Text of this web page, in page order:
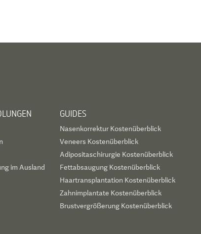
im Ausland
GUIDES
Nasenkorrektur Kostenüberblick
Veneers Kostenüberblick
Adipositaschirurgie Kostenüberblick
Fettabsaugung Kostenüberblick
Haartransplantation Kostenüberblick
Zahnimplantate Kostenüberblick
Brustvergrößerung Kostenüberblick